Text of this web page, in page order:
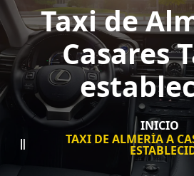
Taxi de
Casares
INICIO
TAXI DE ALMERÍA A